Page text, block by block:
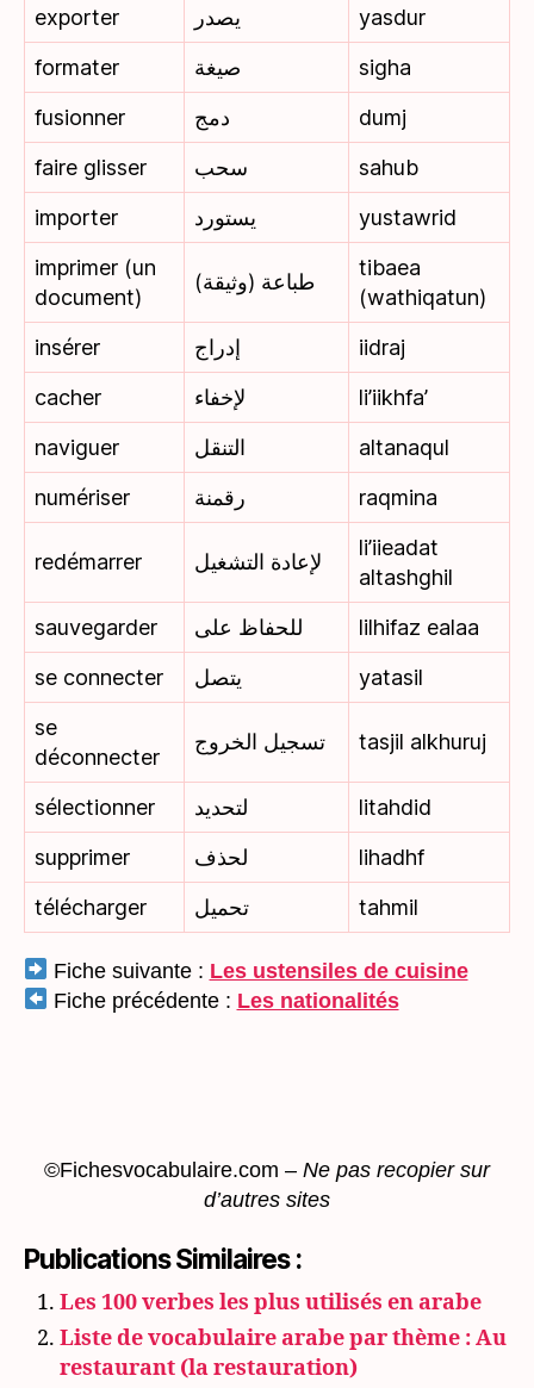
exporter يصدر
yasdur
formater
صيغة
sigha
fusionner
دمج
dumj
faire glisser
سحب
sahub
importer
يستورد
yustawrid
imprimer (un
document)
طباعة (وثيقة)
tibaea
(wathiqatun)
insérer
إدراج
iidraj
cacher
لإخفاء
li’iikhfa’
naviguer
التنقل
altanaqul
numériser
رقمنة raqmina
redémarrer لإعادة التشغيل
li’iieadat
altashghil
sauvegarder
للحفاظ على
lilhifaz ealaa
se connecter
يتصل
yatasil
se
déconnecter
تسجيل الخروج tasjil alkhuruj
sélectionner لتحديد
litahdid
supprimer
لحذف
lihadhf
télécharger
تحميل tahmil
Fiche suivante : Les ustensiles de cuisine
Fiche précédente : Les nationalités
©Fichesvocabulaire.com – Ne pas recopier sur
d’autres sites
Publications Similaires :
Les 100 verbes les plus utilisés en arabe
Liste de vocabulaire arabe par thème : Au
restaurant (la restauration)